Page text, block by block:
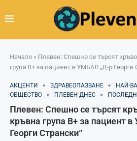
Начало » Плевен: Спешно се търсят
група B+ за пациент в УМБАЛ „Д-р Георги
АКЦЕНТИ ЗДРАВЕОПАЗВАНЕ
НАЙ-
ОБЩЕСТВО
ПЛЕВЕН ДНЕС
Плевен: Спешно се търсят
кръвна група B+ за пациент
Георги Странски“